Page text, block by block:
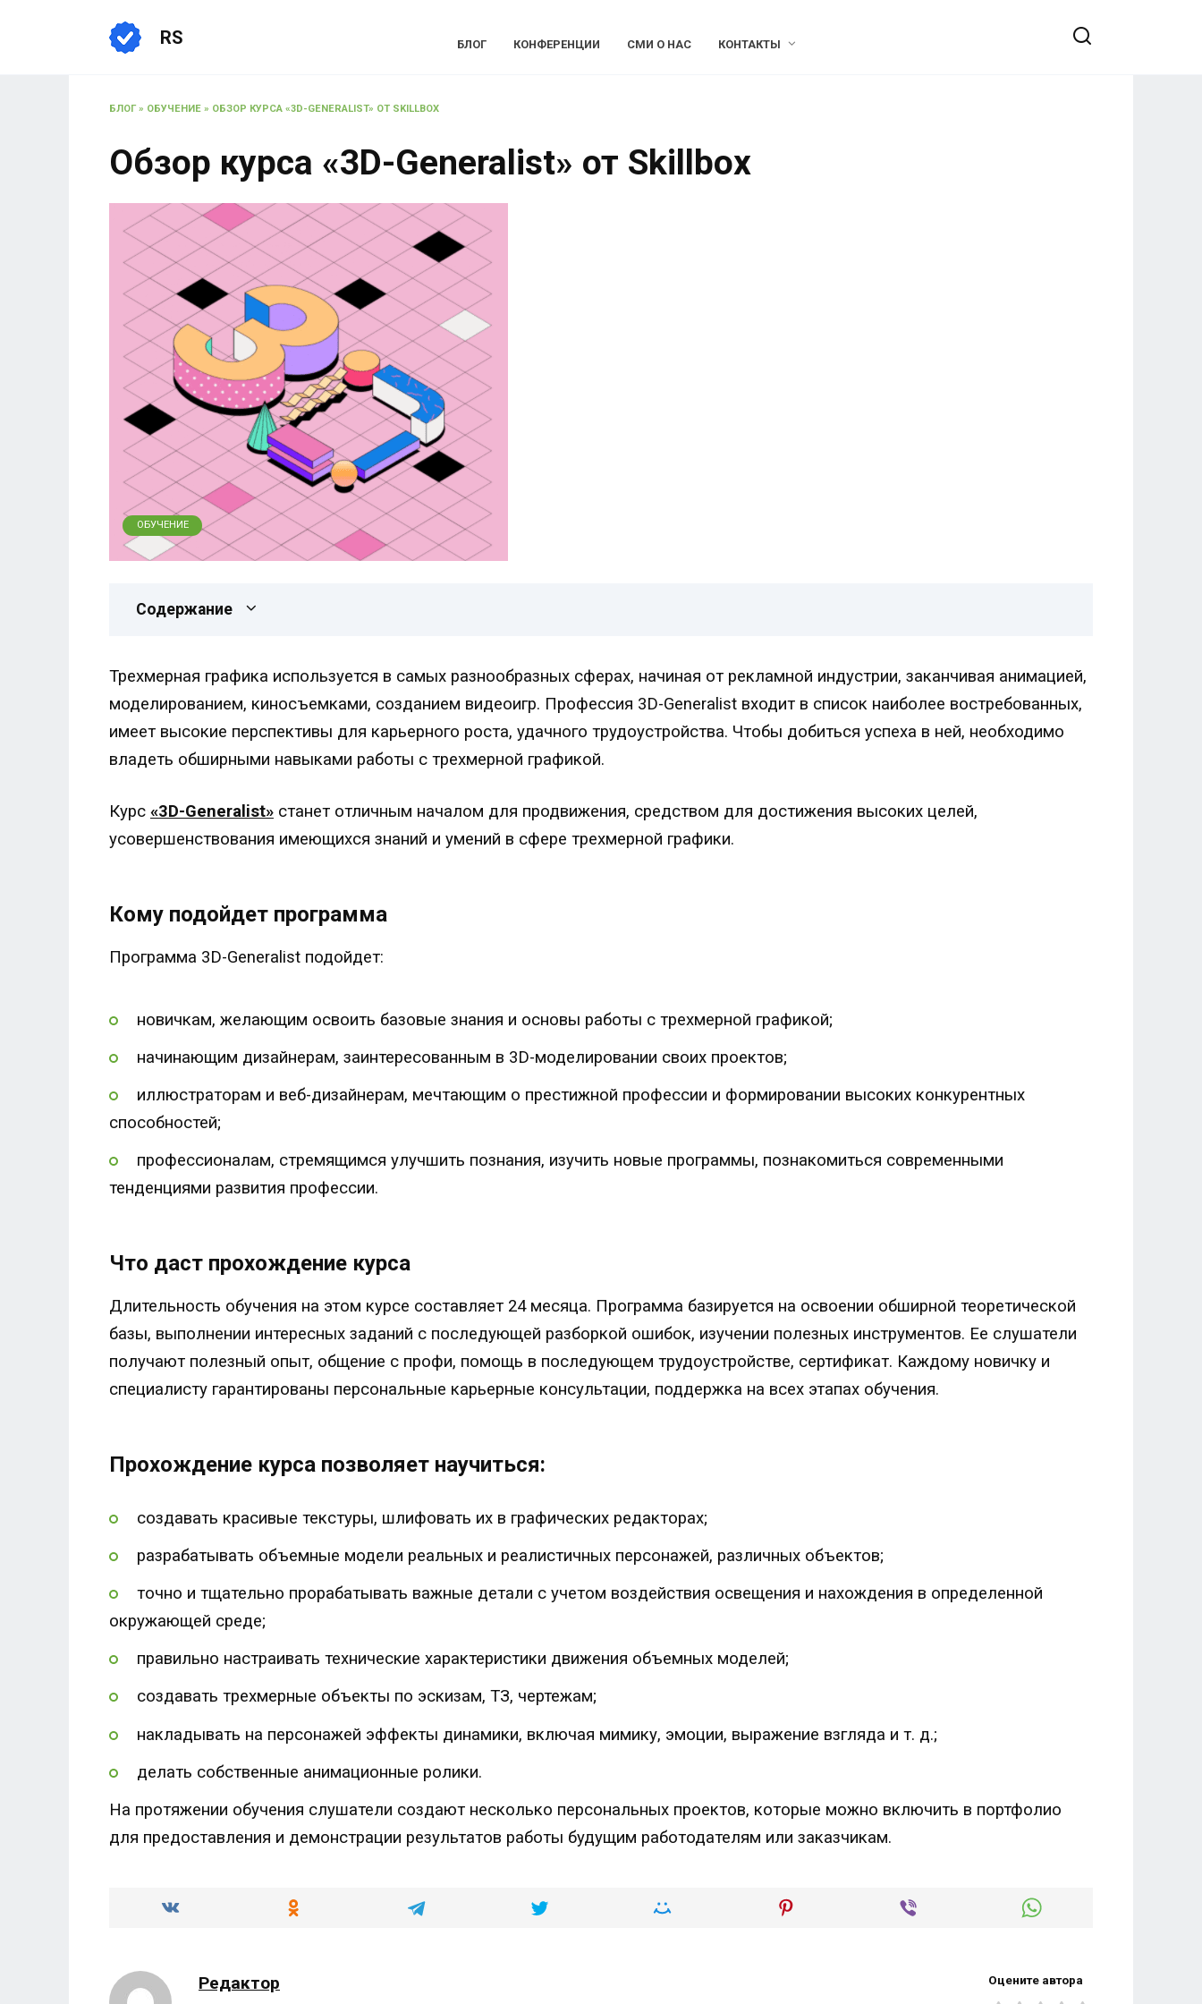
RS БЛОГ КОНФЕРЕНЦИИ СМИ О НАС КОНТАКТЫ
БЛОГ» ОБУЧЕНИЕ » ОБЗОР КУРСА «3D-GENERALIST» ОТ SKILLBOX
Обзор курса «3D-Generalist» от Skillbox
ОБУЧЕНИЕ
Содержание
Трехмерная графика используется в самых разнообразных сферах, начиная от рекламной индустрии, заканчивая анимацией,
моделированием, киносъемками, созданием видеоигр. Профессия 3D-Generalist входит в список наиболее востребованных,
имеет высокие перспективы для карьерного роста, удачного трудоустройства. Чтобы добиться успеха в ней, необходимо
владеть обширными навыками работы с трехмерной графикой.
Курс «3D-Generalist» станет отличным началом для продвижения, средством для достижения высоких целей,
усовершенствования имеющихся знаний и умений в сфере трехмерной графики.
Кому подойдет программа
Программа 3D-Generalist подойдет:
новичкам, желающим освоить базовые знания и основы работы с трехмерной графикой;
начинающим дизайнерам, заинтересованным в 3D-моделировании своих проектов;
иллюстраторам и веб-дизайнерам, мечтающим о престижной профессии и формировании высоких конкурентных
способностей;
профессионалам, стремящимся улучшить познания, изучить новые программы, познакомиться современными
тенденциями развития профессии.
Что даст прохождение курса
Длительность обучения на этом курсе составляет 24 месяца. Программа базируется на освоении обширной теоретической
базы, выполнении интересных заданий с последующей разборкой ошибок, изучении полезных инструментов. Ее слушатели
получают полезный опыт, общение с профи, помощь в последующем трудоустройстве, сертификат. Каждому новичку и
специалисту гарантированы персональные карьерные консультации, поддержка на всех этапах обучения.
Прохождение курса позволяет научиться:
создавать красивые текстуры, шлифовать их в графических редакторах;
разрабатывать объемные модели реальных и реалистичных персонажей, различных объектов;
точно и тщательно прорабатывать важные детали с учетом воздействия освещения и нахождения в определенной
окружающей среде;
правильно настраивать технические характеристики движения объемных моделей;
создавать трехмерные объекты по эскизам, ТЗ, чертежам;
накладывать на персонажей эффекты динамики, включая мимику, эмоции, выражение взгляда и т. д.;
делать собственные анимационные ролики.
На протяжении обучения слушатели создают несколько персональных проектов, которые можно включить в портфолио
для предоставления и демонстрации результатов работы будущим работодателям или заказчикам.
Редактор Оцените автора